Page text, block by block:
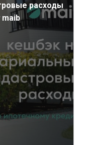
расходы